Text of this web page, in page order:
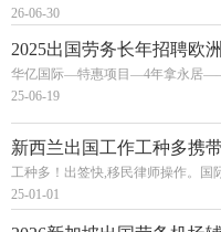
26-06-30
2025出国劳务长年招聘欧
华亿国际—特惠项目—4年拿永居
25-06-19
新西兰出国工作工种多携
工种多！出签快,移民律师操作。国
25-01-01